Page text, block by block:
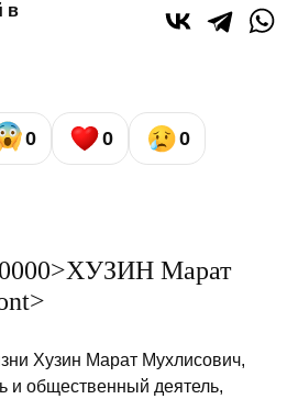
в
0 0 0
Марат
Хузин Марат Мухлисович,
и общественный деятель,